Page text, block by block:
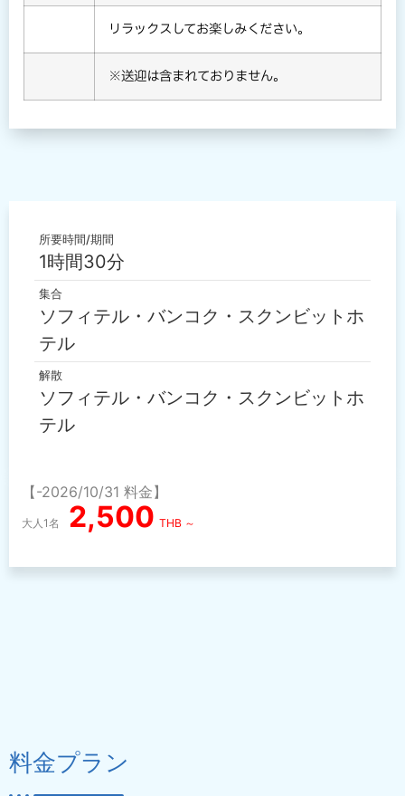
リラックスしてお楽しみください。
※送迎は含まれておりません。
所要時間/期間
1時間30分
集合
ソフィテル・バンコク・スクンビットホ
テル
解散
ソフィテル・バンコク・スクンビットホ
テル
【-2026/10/31 料金】
大人1名 2,500 THB ～
料金プラン